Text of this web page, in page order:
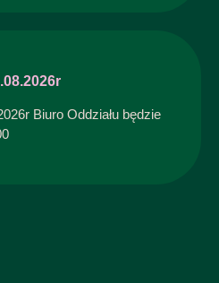
Biuro Oddziału będzie